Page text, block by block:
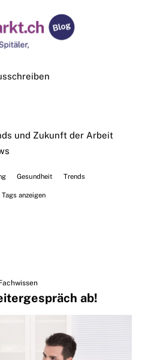
und Zukunft der Arbeit
Gesundheit Trends
anzeigen
ab!